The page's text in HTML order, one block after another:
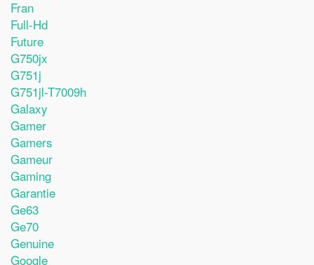
Fran
Full-Hd
Future
G750jx
G751j
G751jl-T7009h
Galaxy
Gamer
Gamers
Gameur
Gaming
Garantie
Ge63
Ge70
Genuine
Google